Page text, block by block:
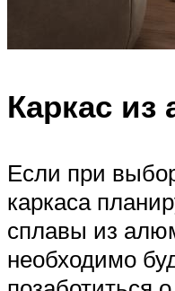
Каркас
Если при
каркаса
сплавы из
необходимо